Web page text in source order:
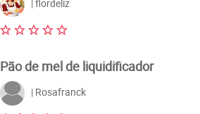
| flordeliz
Pão de mel de liquidificador
| Rosafranck